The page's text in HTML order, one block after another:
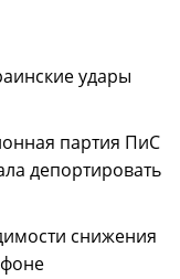
удары
партия ПиС
депортировать
снижения